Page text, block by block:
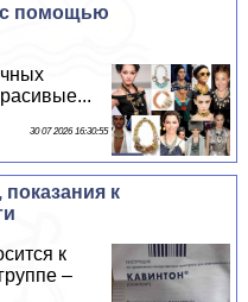
с помощью
30 07 2026 16:30:55
к
к
–